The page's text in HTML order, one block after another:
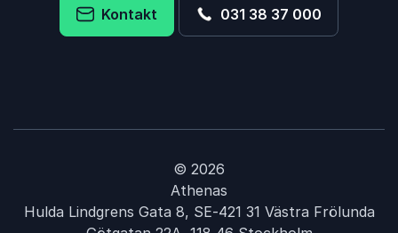
Kontakt 031 38 37 000
© 2026
Athenas
Hulda Lindgrens Gata 8, SE-421 31 Västra Frölunda